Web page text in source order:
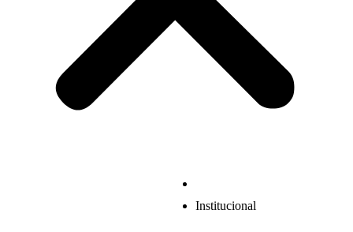
Institucional